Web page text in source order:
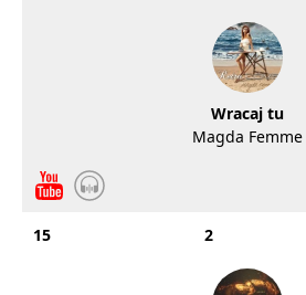
Wracaj tu
Magda Femme
15 2